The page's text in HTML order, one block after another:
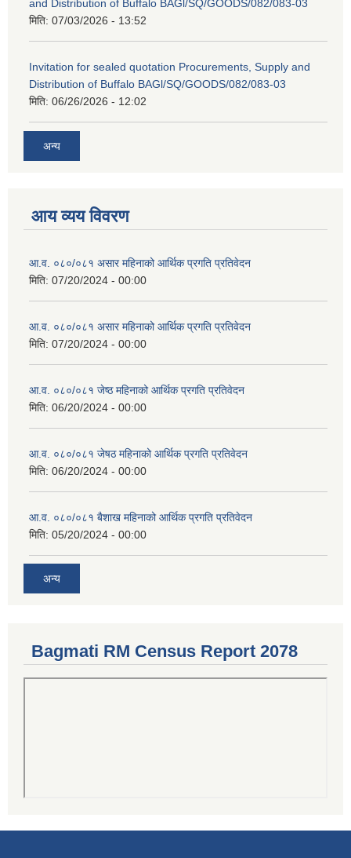
and Distribution of Buffalo BAGl/SQ/GOODS/082/083-03
मिति: 07/03/2026 - 13:52
Invitation for sealed quotation Procurements, Supply and
Distribution of Buffalo BAGl/SQ/GOODS/082/083-03
मिति: 06/26/2026 - 12:02
अन्य
आय व्यय विवरण
आ.व. ०८०/०८१ असार महिनाको आर्थिक प्रगति प्रतिवेदन
मिति: 07/20/2024 - 00:00
आ.व. ०८०/०८१ असार महिनाको आर्थिक प्रगति प्रतिवेदन
मिति: 07/20/2024 - 00:00
आ.व. ०८०/०८१ जेष्ठ महिनाको आर्थिक प्रगति प्रतिवेदन
मिति: 06/20/2024 - 00:00
आ.व. ०८०/०८१ जेषठ महिनाको आर्थिक प्रगति प्रतिवेदन
मिति: 06/20/2024 - 00:00
आ.व. ०८०/०८१ बैशाख महिनाको आर्थिक प्रगति प्रतिवेदन
मिति: 05/20/2024 - 00:00
अन्य
Bagmati RM Census Report 2078